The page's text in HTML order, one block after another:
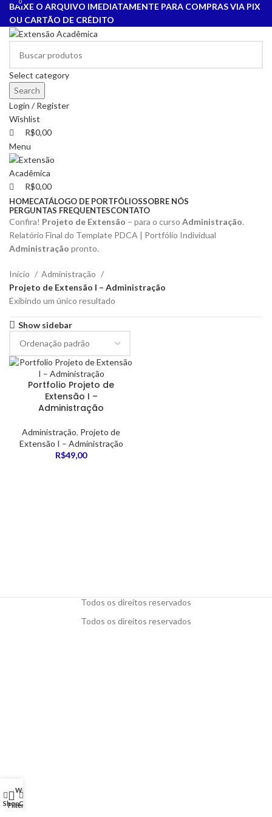
BAIXE O ARQUIVO IMEDIATAMENTE PARA COMPRAS VIA PIX
OU CARTÃO DE CRÉDITO
Select category
Search
Login / Register
Wishlist
0
R$0,00
Menu
0
R$0,00
HOMECATÁLOGO DE PORTFÓLIOSSOBRE NÓS
PERGUNTAS FREQUENTESCONTATO
Confira! Projeto de Extensão – para o curso Administração.
Relatório Final do Template PDCA | Portfólio Individual
Administração pronto.
Início
Administração
Projeto de Extensão I – Administração
Exibindo um único resultado
Show sidebar
Portfolio Projeto de
Extensão I –
Administração
Administração, Projeto de
Extensão I – Administração
R$49,00
Todos os direitos reservados
Todos os direitos reservados
Shop
Filters
Wishlist
Cart